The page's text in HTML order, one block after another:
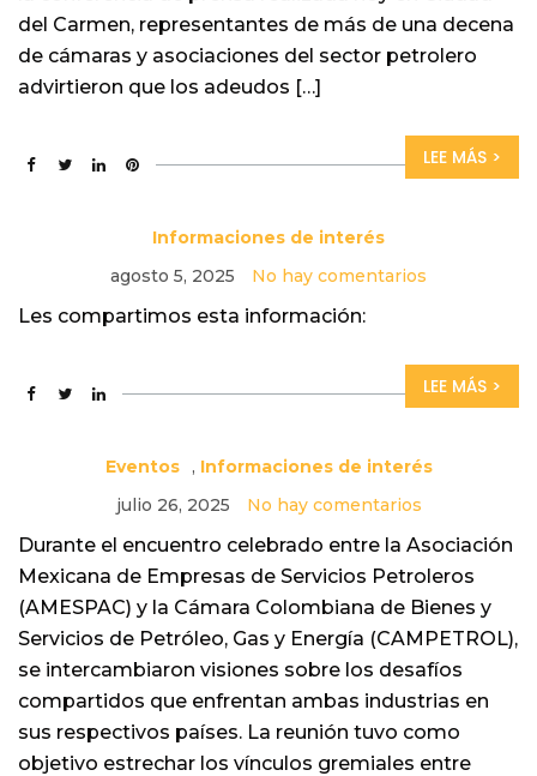
del Carmen, representantes de más de una decena
de cámaras y asociaciones del sector petrolero
advirtieron que los adeudos […]
LEE MÁS >
Informaciones de interés
agosto 5, 2025
No hay comentarios
Les compartimos esta información:
LEE MÁS >
Eventos , Informaciones de interés
julio 26, 2025
No hay comentarios
Durante el encuentro celebrado entre la Asociación
Mexicana de Empresas de Servicios Petroleros
(AMESPAC) y la Cámara Colombiana de Bienes y
Servicios de Petróleo, Gas y Energía (CAMPETROL),
se intercambiaron visiones sobre los desafíos
compartidos que enfrentan ambas industrias en
sus respectivos países. La reunión tuvo como
objetivo estrechar los vínculos gremiales entre